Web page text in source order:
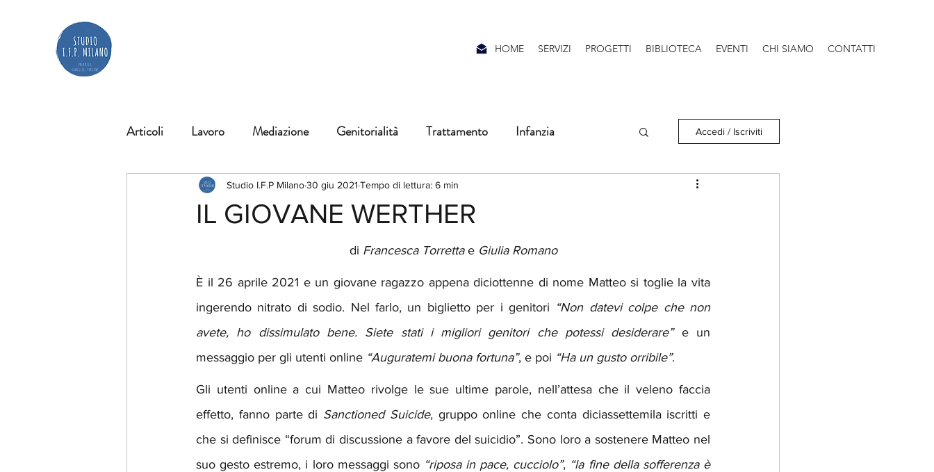
HOME SERVIZI PROGETTI BIBLIOTECA EVENTI CHI SIAMO CONTATTI
Articoli Lavoro Mediazione Genitorialità Trattamento Infanzia
Giuridica Riflessioni Adolescenza
neuroscienze
Accedi / Iscriviti
IL GIOVANE WERTHER
Studio I.F.P Milano30 giu 2021 Tempo di lettura: 6 min
di Francesca Torretta e Giulia Romano
È il 26 aprile 2021 e un giovane ragazzo appena diciottenne di nome Matteo si toglie la vita
ingerendo nitrato di sodio. Nel farlo, un biglietto per i genitori “Non datevi colpe che non
avete, ho dissimulato bene. Siete stati i migliori genitori che potessi desiderare” e un
messaggio per gli utenti online “Auguratemi buona fortuna”, e poi “Ha un gusto orribile”.
Gli utenti online a cui Matteo rivolge le sue ultime parole, nell’attesa che il veleno faccia
effetto, fanno parte di Sanctioned Suicide, gruppo online che conta diciassettemila iscritti e
che si definisce “forum di discussione a favore del suicidio”. Sono loro a sostenere Matteo nel
suo gesto estremo, i loro messaggi sono “riposa in pace, cucciolo”, “la fine della sofferenza è